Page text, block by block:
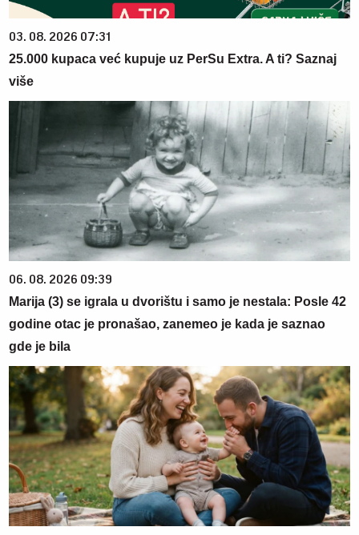
03. 08. 2026 07:31
25.000 kupaca već kupuje uz PerSu Extra. A ti? Saznaj
više
06. 08. 2026 09:39
Marija (3) se igrala u dvorištu i samo je nestala: Posle 42
godine otac je pronašao, zanemeo je kada je saznao
gde je bila